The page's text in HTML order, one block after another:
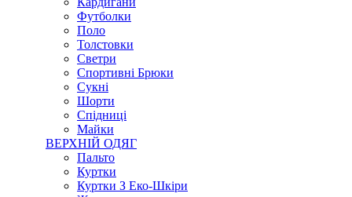
Футболки
Поло
Толстовки
Светри
Спортивні Брюки
Сукні
Шорти
Спідниці
Майки
ВЕРХНІЙ ОДЯГ
Пальто
Куртки
Куртки З Еко-Шкіри